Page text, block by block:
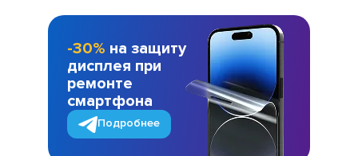
-30% на защиту
дисплея при
ремонте
смартфона
Подробнее